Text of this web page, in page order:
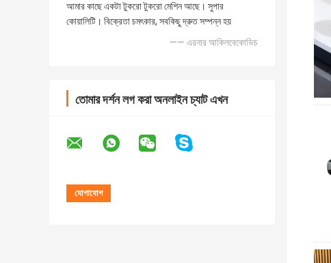
আমার কাছে একটা টুকরো টুকরো মেশিন আছে। সুপার
কোয়ালিটি। বিক্রেতা চমৎকার, সবকিছু দ্রুত সম্পন্ন হয়
—— এরনার আকিলবেকোভিচ
তোমার দর্শন লগ করা অনলাইন চ্যাট এখন